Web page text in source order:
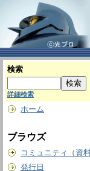
検索
詳細検索
ホーム
ブラウズ
コミュニティ（資料
発行日